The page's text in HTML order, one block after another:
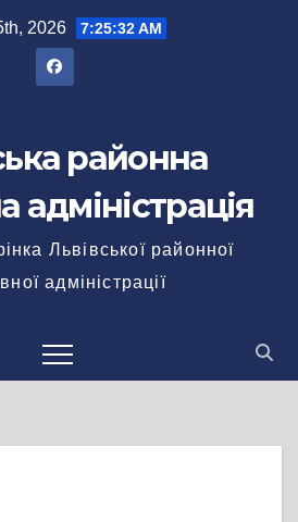
2026 7:25:33 AM
районна
адміністрація
Львівської районної
адміністрації